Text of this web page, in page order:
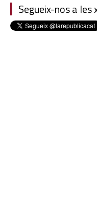
Segueix-nos a les